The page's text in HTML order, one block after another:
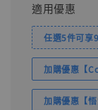
適用優惠
任選5件可享
加購優惠【
加購優惠【